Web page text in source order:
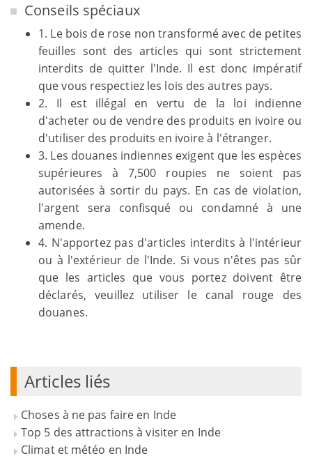
Conseils spéciaux
1. Le bois de rose non transformé avec de petites
feuilles sont des articles qui sont strictement
interdits de quitter l'Inde. Il est donc impératif
que vous respectiez les lois des autres pays.
2. Il est illégal en vertu de la loi indienne
d'acheter ou de vendre des produits en ivoire ou
d'utiliser des produits en ivoire à l'étranger.
3. Les douanes indiennes exigent que les espèces
supérieures à 7,500 roupies ne soient pas
autorisées à sortir du pays. En cas de violation,
l'argent sera confisqué ou condamné à une
amende.
4. N'apportez pas d'articles interdits à l'intérieur
ou à l'extérieur de l'Inde. Si vous n'êtes pas sûr
que les articles que vous portez doivent être
déclarés, veuillez utiliser le canal rouge des
douanes.
Articles liés
Choses à ne pas faire en Inde
Top 5 des attractions à visiter en Inde
Climat et météo en Inde